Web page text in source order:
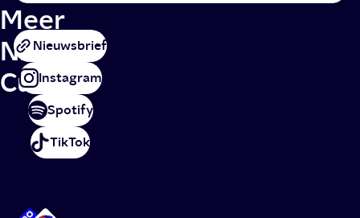
Meer
NPO
Cultuur
Nieuwsbrief
Instagram
Spotify
TikTok